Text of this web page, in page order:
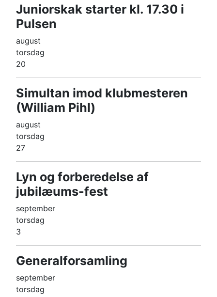
Juniorskak starter kl. 17.30 i
Pulsen
august
torsdag
20
Simultan imod klubmesteren
(William Pihl)
august
torsdag
27
Lyn og forberedelse af
jubilæums-fest
september
torsdag
3
Generalforsamling
september
torsdag